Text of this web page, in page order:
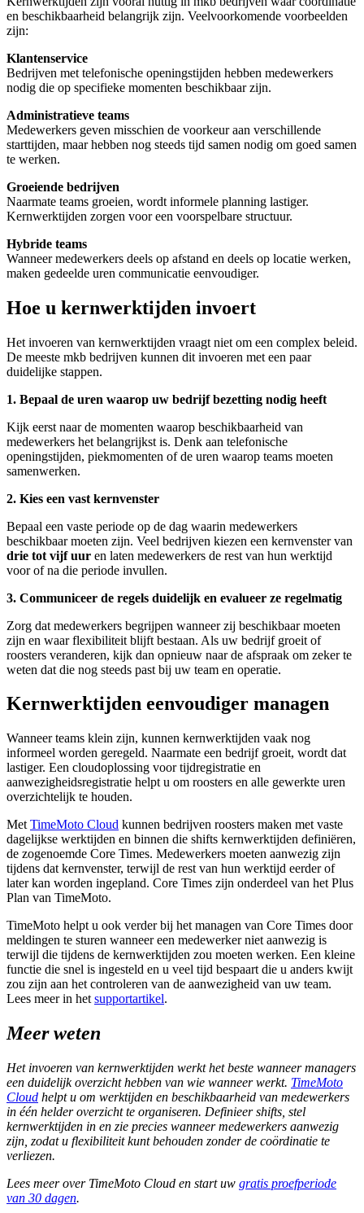
en beschikbaarheid belangrijk zijn. Veelvoorkomende voorbeelden
zijn:
Klantenservice
Bedrijven met telefonische openingstijden hebben medewerkers
nodig die op specifieke momenten beschikbaar zijn.
Administratieve teams
Medewerkers geven misschien de voorkeur aan verschillende
starttijden, maar hebben nog steeds tijd samen nodig om goed samen
te werken.
Groeiende bedrijven
Naarmate teams groeien, wordt informele planning lastiger.
Kernwerktijden zorgen voor een voorspelbare structuur.
Hybride teams
Wanneer medewerkers deels op afstand en deels op locatie werken,
maken gedeelde uren communicatie eenvoudiger.
Hoe u kernwerktijden invoert
Het invoeren van kernwerktijden vraagt niet om een complex beleid.
De meeste mkb bedrijven kunnen dit invoeren met een paar
duidelijke stappen.
1. Bepaal de uren waarop uw bedrijf bezetting nodig heeft
Kijk eerst naar de momenten waarop beschikbaarheid van
medewerkers het belangrijkst is. Denk aan telefonische
openingstijden, piekmomenten of de uren waarop teams moeten
samenwerken.
2. Kies een vast kernvenster
Bepaal een vaste periode op de dag waarin medewerkers
beschikbaar moeten zijn. Veel bedrijven kiezen een kernvenster van
drie tot vijf uur en laten medewerkers de rest van hun werktijd
voor of na die periode invullen.
3. Communiceer de regels duidelijk en evalueer ze regelmatig
Zorg dat medewerkers begrijpen wanneer zij beschikbaar moeten
zijn en waar flexibiliteit blijft bestaan. Als uw bedrijf groeit of
roosters veranderen, kijk dan opnieuw naar de afspraak om zeker te
weten dat die nog steeds past bij uw team en operatie.
Kernwerktijden eenvoudiger managen
Wanneer teams klein zijn, kunnen kernwerktijden vaak nog
informeel worden geregeld. Naarmate een bedrijf groeit, wordt dat
lastiger. Een cloudoplossing voor tijdregistratie en
aanwezigheidsregistratie helpt u om roosters en alle gewerkte uren
overzichtelijk te houden.
Met TimeMoto Cloud kunnen bedrijven roosters maken met vaste
dagelijkse werktijden en binnen die shifts kernwerktijden definiëren,
de zogenoemde Core Times. Medewerkers moeten aanwezig zijn
tijdens dat kernvenster, terwijl de rest van hun werktijd eerder of
later kan worden ingepland. Core Times zijn onderdeel van het Plus
Plan van TimeMoto.
TimeMoto helpt u ook verder bij het managen van Core Times door
meldingen te sturen wanneer een medewerker niet aanwezig is
terwijl die tijdens de kernwerktijden zou moeten werken. Een kleine
functie die snel is ingesteld en u veel tijd bespaart die u anders kwijt
zou zijn aan het controleren van de aanwezigheid van uw team.
Lees meer in het supportartikel.
Meer weten
Het invoeren van kernwerktijden werkt het beste wanneer managers
een duidelijk overzicht hebben van wie wanneer werkt. TimeMoto
Cloud helpt u om werktijden en beschikbaarheid van medewerkers
in één helder overzicht te organiseren. Definieer shifts, stel
kernwerktijden in en zie precies wanneer medewerkers aanwezig
zijn, zodat u flexibiliteit kunt behouden zonder de coördinatie te
verliezen.
Lees meer over TimeMoto Cloud en start uw gratis proefperiode
van 30 dagen.